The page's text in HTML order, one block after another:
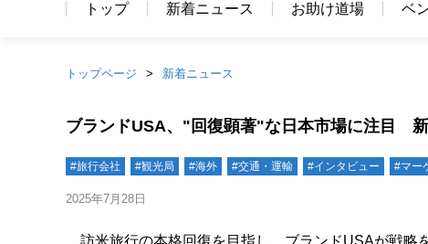
トップ 新着ニュース お助け道場 ベ
トップページ 新着ニュース
ブランドUSA、"回復顕著"な日本市場に注目
#旅行会社 #観光局 #海外 #交通・運輸 #インタビュー #マー
2025年7月28日
訪米旅行の本格回復を目指し、ブランドUSAが戦略